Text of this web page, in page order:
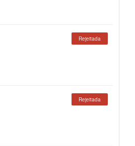
Rejeitada
Rejeitada